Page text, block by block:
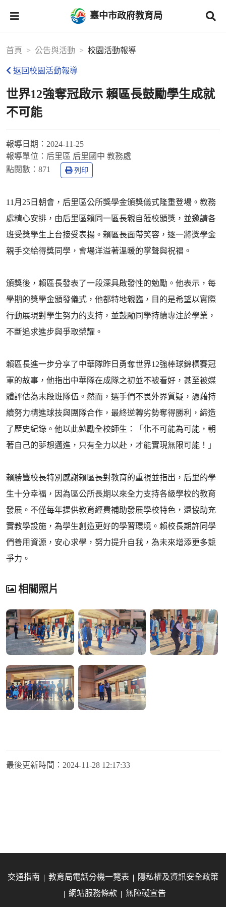
臺中市政府教育局
首頁 公告與活動 校園活動報導
返回校園活動報導
世界12強奪冠啟示 賴區長鼓勵學生成就
不可能
報導日期： 2024-11-25
報導單位： 后里區 后里國中 教務處
點閱數： 871 列印
11月25日朝會，后里區公所獎學金頒獎儀式隆重登場。教務
處精心安排，由后里區賴同一區長親自蒞校頒獎，並邀請各
班受獎學生上台接受表揚。賴區長面帶笑容，逐一將獎學金
親手交給得獎同學，會場洋溢著溫暖的掌聲與祝福。
頒獎後，賴區長發表了一段深具啟發性的勉勵。他表示，每
學期的獎學金頒發儀式，他都特地親臨，目的是希望以實際
行動展現對學生努力的支持，並鼓勵同學持續專注於學業，
不斷追求進步與爭取榮耀。
賴區長進一步分享了中華隊昨日勇奪世界12強棒球錦標賽冠
軍的故事，他指出中華隊在成隊之初並不被看好，甚至被媒
體評估為末段班隊伍。然而，選手們不畏外界質疑，憑藉持
續努力精進球技與團隊合作，最終逆轉劣勢奪得勝利，締造
了歷史紀錄。他以此勉勵全校師生：「化不可能為可能，朝
著自己的夢想邁進，只有全力以赴，才能實現無限可能！」
賴勝豐校長特別感謝賴區長對教育的重視並指出，后里的學
生十分幸福，因為區公所長期以來全力支持各級學校的教育
發展。不僅每年提供教育經費補助發展學校特色，還協助充
實教學設施，為學生創造更好的學習環境。賴校長期許同學
們善用資源，安心求學，努力提升自我，為未來增添更多競
爭力。
相關照片
最後更新時間： 2024-11-28 12:17:33
交通指南 教育局電話分機一覽表
隱私權及資訊安全政策
網站服務條款
無障礙宣告